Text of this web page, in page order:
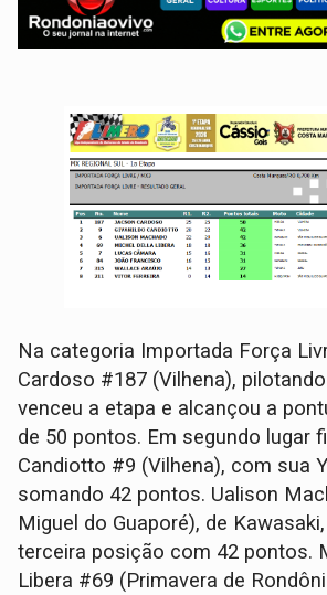
Na categoria Importada Força
Cardoso #187 (Vilhena),
venceu a etapa e alcançou a
de 50 pontos. Em segundo lugar
Candiotto #9 (Vilhena), com sua
somando 42 pontos. Ualison
Miguel do Guaporé), de
terceira posição com 42 pontos.
Libera #69 (Primavera de